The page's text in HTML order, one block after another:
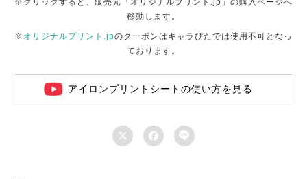
※クリックすると、販売元「オリジナルプリント.jp」の購入ページへ
移動します。
※ オリジナルプリント.jpのクーポンはキャラぴたでは使用不可となっ
ております。
アイロンプリントシートの使い方を見る
  